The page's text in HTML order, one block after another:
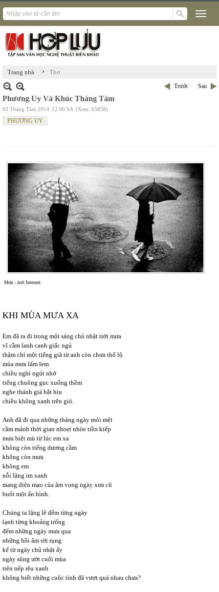
Trang nhà › Thơ
Trước Sau
Phương Uy Và Khúc Tháng Tám
03 Tháng Tám 2014 12:00 SA (Xem: 65838)
PHƯƠNG UY
Mưa - ảnh Internet
KHI MÙA MƯA XA
Em đã ra đi trong một sáng chủ nhật trời mưa
vĩ cầm lanh canh giấc ngủ
thậm chí một tiếng giã từanh còn chưa thổ lộ
mùa mưa lấm lem
chiều nghi ngút nhớ
tiếng chuông gục xuống thềm
nghe thánh giá hắt hiu
chiều không xanh trên gió.
Anh đã đi qua những tháng ngày mỏi mệt
cầm mảnh thời gian nhoẹt nhòe tiền kiếp
mưa biệt mù từ lúc em xa
không còn tiếng dương cầm
không còn mưa
không em
nỗi lặng im xanh
mang diện mạo của âm vọng ngày xưa cũ
buốt một ẩn hình.
Chúng ta lặng lẽ đếm từng ngày
lạnh từng khoảng trống
đếm những ngày mưa qua
những hồi âm rời rụng
kể từ ngày chủ nhật ấy
ngày sũng ướt cuối mùa
trên nếp rêu xanh
không biết những cuộc tình đã vượt quá nhau chưa?